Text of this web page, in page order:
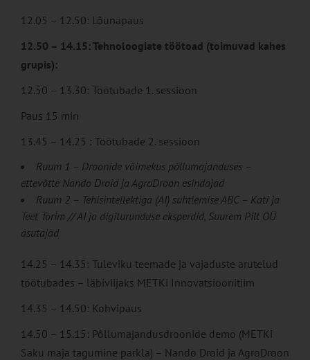
12.05 – 12.50: Lõunapaus
12.50 – 14.15: Tehnoloogiate töötoad (toimuvad kahes
grupis):
12.50 – 13.30: Töötubade 1. sessioon
Paus 15 min
13.45 – 14.25 : Töötubade 2. sessioon
Ruum 1 – Droonide võimekus põllumajanduses –
ettevõtte Nando Droid ja AgroDroon esindajad
Ruum 2 – Tehisintellektiga (AI) suhtlemise ABC – Kati ja
Teet Torim // AI ja digiturunduse eksperdid, Suurem Pilt OÜ
asutajad
14.25 – 14.35: Tuleviku teemade ja vajaduste arutelud
töötubades – läbiviijaks METKi Innovatsioonitiim
14.35 – 14.50: Kohvipaus
14.50 – 15.15: Põllumajandusdroonide demo (METKi
Saku maja tagumine parkla) – Nando Droid ja AgroDroon